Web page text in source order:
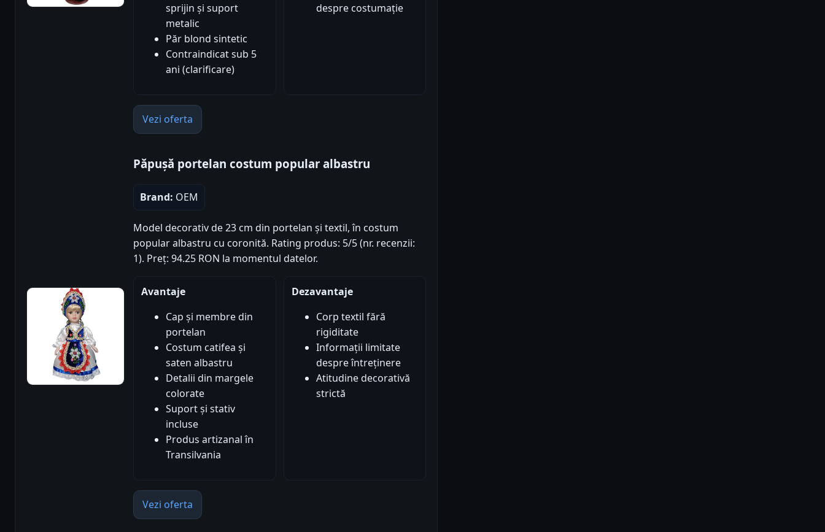
sprijin și suport
metalic
Păr blond sintetic
Contraindicat sub 5
ani (clarificare)
despre costumație
Vezi oferta
Păpușă portelan costum popular albastru
Brand: OEM
Model decorativ de 23 cm din portelan și textil, în costum
popular albastru cu coronită. Rating produs: 5/5 (nr. recenzii:
1). Preț: 94.25 RON la momentul datelor.
Avantaje
Cap și membre din
portelan
Costum catifea și
saten albastru
Detalii din margele
colorate
Suport și stativ
incluse
Produs artizanal în
Transilvania
Dezavantaje
Corp textil fără
rigiditate
Informații limitate
despre întreținere
Atitudine decorativă
strictă
Vezi oferta